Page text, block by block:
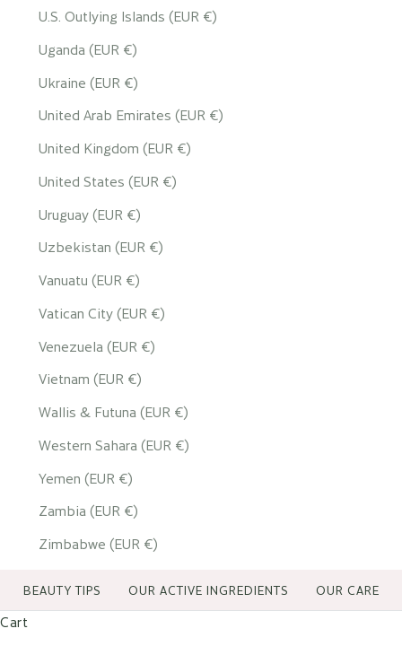
U.S. Outlying Islands (EUR €)
Uganda (EUR €)
Ukraine (EUR €)
United Arab Emirates (EUR €)
United Kingdom (EUR €)
United States (EUR €)
Uruguay (EUR €)
Uzbekistan (EUR €)
Vanuatu (EUR €)
Vatican City (EUR €)
Venezuela (EUR €)
Vietnam (EUR €)
Wallis & Futuna (EUR €)
Western Sahara (EUR €)
Yemen (EUR €)
Zambia (EUR €)
Zimbabwe (EUR €)
BEAUTY TIPS OUR ACTIVE INGREDIENTS OUR CARE
Cart